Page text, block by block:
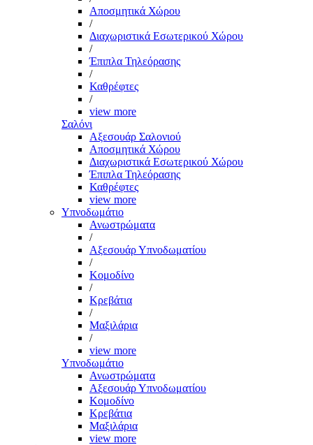
Αποσμητικά Χώρου
/
Διαχωριστικά Εσωτερικού Χώρου
/
Έπιπλα Τηλεόρασης
/
Καθρέφτες
/
view more
Σαλόνι
Αξεσουάρ Σαλονιού
Αποσμητικά Χώρου
Διαχωριστικά Εσωτερικού Χώρου
Έπιπλα Τηλεόρασης
Καθρέφτες
view more
Υπνοδωμάτιο
Ανωστρώματα
/
Αξεσουάρ Υπνοδωματίου
/
Κομοδίνο
/
Κρεβάτια
/
Μαξιλάρια
/
view more
Υπνοδωμάτιο
Ανωστρώματα
Αξεσουάρ Υπνοδωματίου
Κομοδίνο
Κρεβάτια
Μαξιλάρια
view more